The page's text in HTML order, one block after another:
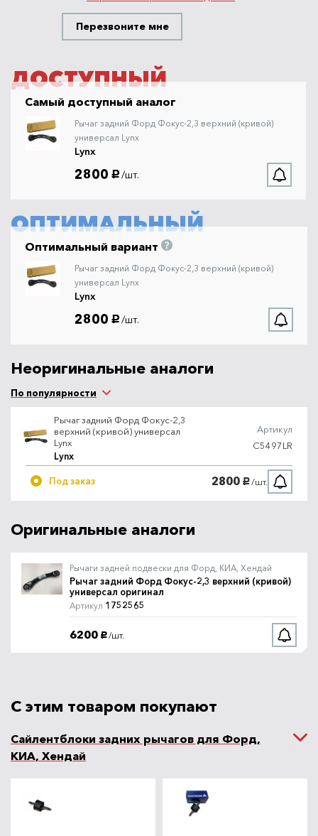
Перезвоните мне
ДОСТУПНЫЙ
Самый доступный аналог
Рычаг задний Форд Фокус-2,3 верхний (кривой)
универсал Lynx
Lynx
2800 руб. /шт.
ОПТИМАЛЬНЫЙ
Оптимальный вариант
Рычаг задний Форд Фокус-2,3 верхний (кривой)
универсал Lynx
Lynx
2800 руб. /шт.
Неоригинальные аналоги
По популярности
Рычаг задний Форд Фокус-2,3
верхний (кривой) универсал
Lynx
Lynx
Артикул
C5497LR
Под заказ 2800 руб./шт.
Оригинальные аналоги
Рычаги задней подвески для Форд, КИА, Хендай
Рычаг задний Форд Фокус-2,3 верхний (кривой)
универсал оригинал
Артикул 1752565
6200 руб. /шт.
С этим товаром покупают
Сайлентблоки задних рычагов для Форд,
КИА, Хендай